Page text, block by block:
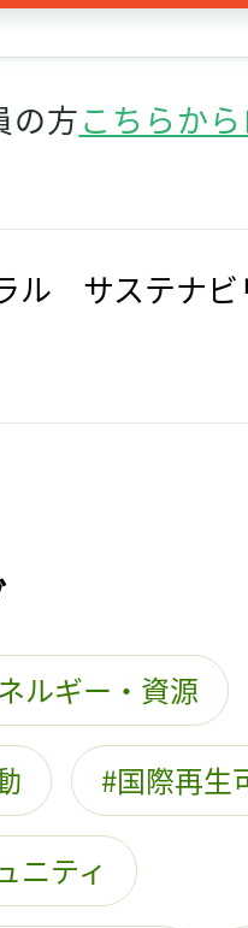
の方こちらか
ル　サステナ
ルギー・資源
国際再生
ニティ